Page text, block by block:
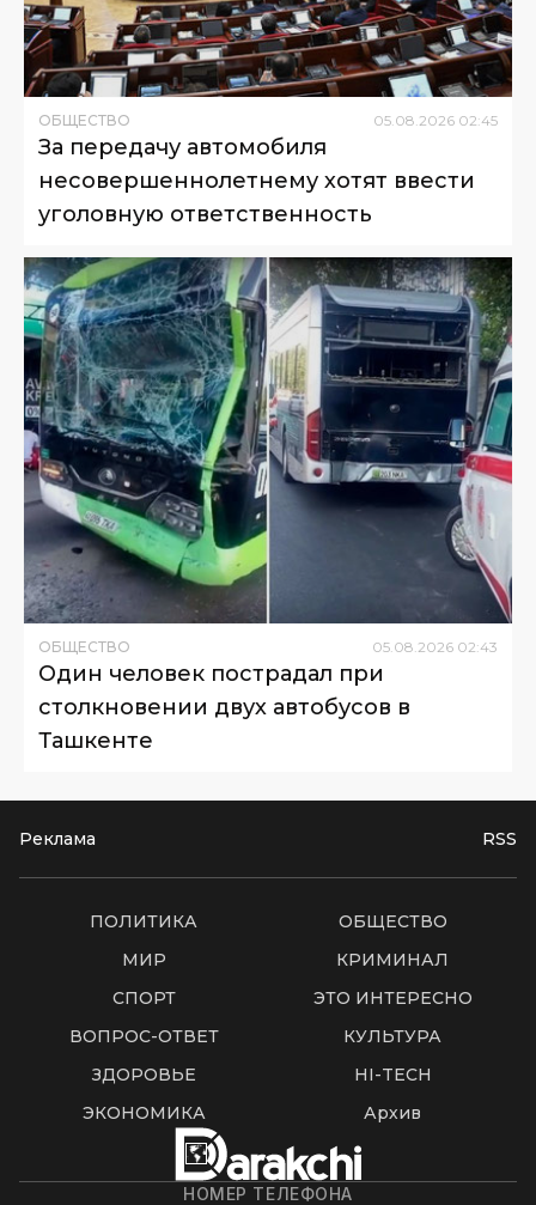
ОБЩЕСТВО 05.08.2026 02:45
За передачу автомобиля
несовершеннолетнему хотят ввести
уголовную ответственность
ОБЩЕСТВО 05.08.2026 02:43
Один человек пострадал при
столкновении двух автобусов в
Ташкенте
Реклама RSS
ПОЛИТИКА
ОБЩЕСТВО
МИР
КРИМИНАЛ
СПОРТ
ЭТО ИНТЕРЕСНО
ВОПРОС-ОТВЕТ
КУЛЬТУРА
ЗДОРОВЬЕ
HI-TECH
ЭКОНОМИКА
Архив
НОМЕР ТЕЛЕФОНА